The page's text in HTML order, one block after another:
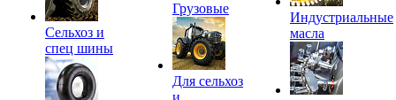
Сельхоз и
спец шины
Грузовые
Для сельхоз
Индустриальные
масла